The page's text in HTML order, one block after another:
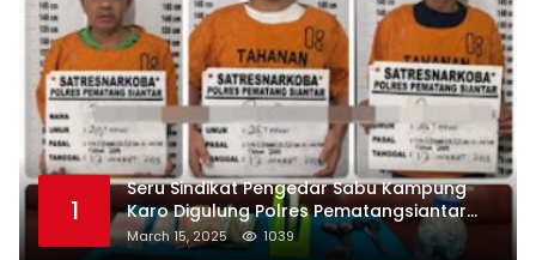
1
Seru Sindikat Pengedar Sabu Kampung
Karo Digulung Polres Pematangsiantar
Saat Kemas Paket Sabu
March 15, 2025 1039